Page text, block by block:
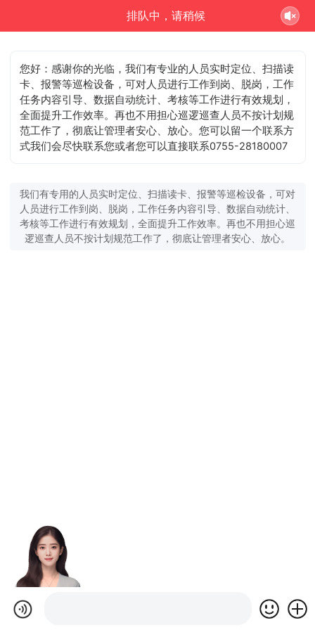
排队中，请稍候
您好：感谢你的光临，我们有专业的人员实时定位、扫描读
卡、报警等巡检设备，可对人员进行工作到岗、脱岗，工作
任务内容引导、数据自动统计、考核等工作进行有效规划，
全面提升工作效率。再也不用担心巡逻巡查人员不按计划规
范工作了，彻底让管理者安心、放心。您可以留一个联系方
式我们会尽快联系您或者您可以直接联系0755-28180007
我们有专用的人员实时定位、扫描读卡、报警等巡检设备，可对
人员进行工作到岗、脱岗，工作任务内容引导、数据自动统计、
考核等工作进行有效规划，全面提升工作效率。再也不用担心巡
逻巡查人员不按计划规范工作了，彻底让管理者安心、放心。